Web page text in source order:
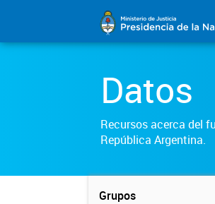
Datos
Recursos acerca del
República Argentina.
Grupos